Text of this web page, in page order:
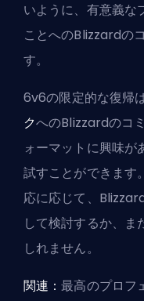
いように、有意義な
ことへのBlizzardの
す。
6v6の限定的な復帰は
クへのBlizzardのコ
ォーマットに興味が
試すことができます
応に応じて、
して検討するか、ま
しれません。
関連：最高のプロ